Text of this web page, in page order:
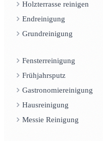
Holzterrasse reinigen
Endreinigung
Grundreinigung
Fensterreinigung
Frühjahrsputz
Gastronomiereinigung
Hausreinigung
Messie Reinigung